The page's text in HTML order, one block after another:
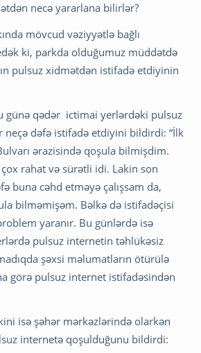
necə yararlana bilirlər?
mövcud vəziyyətlə bağlı
ki, parkda olduğumuz müddətdə
pulsuz xidmətdən istifadə etdiyinin
günə qədər ictimai yerlərdəki pulsuz
neçə dəfə istifadə etdiyini bildirdi: “İlk
ərazisində qoşula bilmişdim.
rahat və sürətli idi. Lakin son
buna cəhd etməyə çalışsam da,
bilməmişəm. Bəlkə də istifadəçisi
yaranır. Bu günlərdə isə
pulsuz internetin təhlükəsiz
şəxsi məlumatların ötürülə
görə pulsuz internet istifadəsindən
isə şəhər mərkəzlərində olarkən
internetə qoşulduğunu bildirdi: